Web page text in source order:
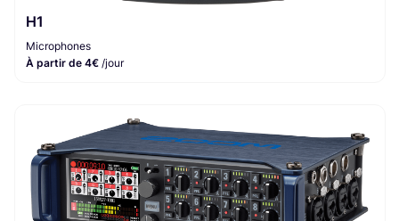
H1
Microphones
À partir de 4€ /jour